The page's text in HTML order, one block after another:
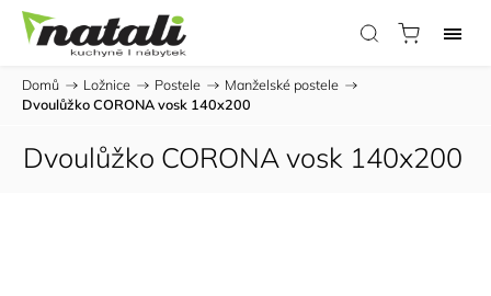
Domů / Ložnice / Postele / Manželské postele /
Dvoulůžko CORONA vosk 140x200
Dvoulůžko CORONA vosk 140x200